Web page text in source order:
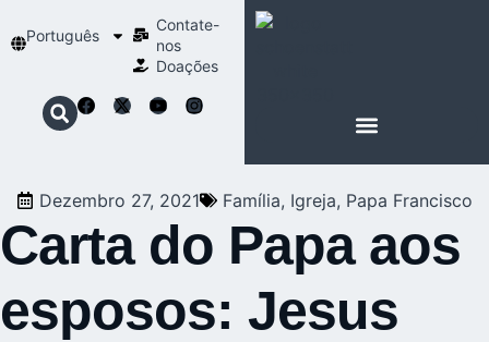
Português
Contate-
nos
Doações
Dezembro 27, 2021 Família, Igreja, Papa Francisco
Carta do Papa aos
esposos: Jesus